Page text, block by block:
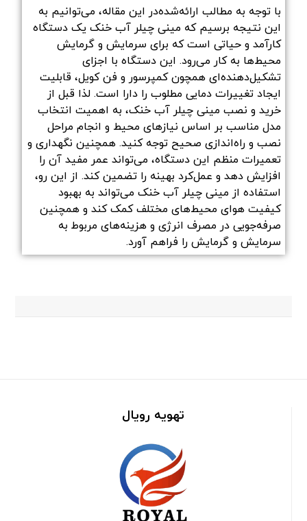
با توجه به مطالب ارائه‌شده‌در این مقاله، می‌توانیم به
این نتیجه برسیم که مینی چیلر آب خنک یک دستگاه
کارآمد و حیاتی است که برای سرمایش و گرمایش
محیط‌ها به کار می‌رود. این دستگاه با اجزای
تشکیل‌دهنده‌ای همچون کمپرسور و فن کویل، قابلیت
ایجاد تغییرات دمایی مطلوب را دارا است. لذا قبل از
خرید و نصب مینی چیلر آب خنک، به اهمیت انتخاب
مدل مناسب بر اساس نیازهای محیط و انجام مراحل
نصب و راه‌اندازی صحیح توجه کنید. همچنین نگهداری و
تعمیرات منظم این دستگاه، می‌تواند عمر مفید آن را
افزایش دهد و عمل‌کرد بهینه را تضمین کند. از این رو،
استفاده از مینی چیلر آب خنک می‌تواند به بهبود
کیفیت هوای محیط‌های مختلف کمک کند و همچنین
صرفه‌جویی در مصرف انرژی و هزینه‌های مربوط به
سرمایش و گرمایش را فراهم آورد.
تهویه رویال